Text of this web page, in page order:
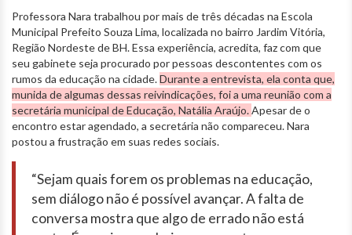
Professora Nara trabalhou por mais de três décadas na Escola
Municipal Prefeito Souza Lima, localizada no bairro Jardim Vitória,
Região Nordeste de BH. Essa experiência, acredita, faz com que
seu gabinete seja procurado por pessoas descontentes com os
rumos da educação na cidade.Durante a entrevista, ela conta que,
munida de algumas dessas reivindicações, foi a uma reunião com a
secretária municipal de Educação, Natália Araújo.Apesar de o
encontro estar agendado, a secretária não compareceu. Nara
postou a frustração em suas redes sociais.
“Sejam quais forem os problemas na educação,
sem diálogo não é possível avançar. A falta de
conversa mostra que algo de errado não está